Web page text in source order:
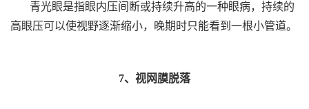
青光眼是指眼内压间断或持续升高的一种眼病，持续的
高眼压可以使视野逐渐缩小，晚期时只能看到一根小管道。
7、视网膜脱落